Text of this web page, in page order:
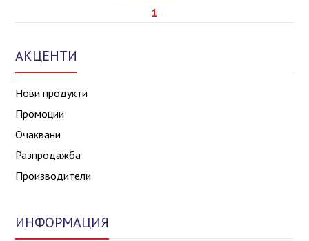
1
АКЦЕНТИ
Нови продукти
Промоции
Очаквани
Разпродажба
Производители
ИНФОРМАЦИЯ